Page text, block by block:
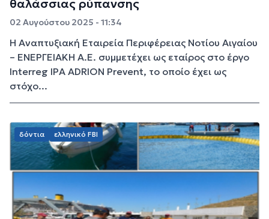
θαλάσσιας ρύπανσης
02 Αυγούστου 2025 - 11:34
Η Αναπτυξιακή Εταιρεία Περιφέρειας Νοτίου Αιγαίου
– ΕΝΕΡΓΕΙΑΚΗ Α.Ε. συμμετέχει ως εταίρος στο έργο
Interreg IPA ADRION Prevent, το οποίο έχει ως
στόχο...
δόντια ελληνικό FBI